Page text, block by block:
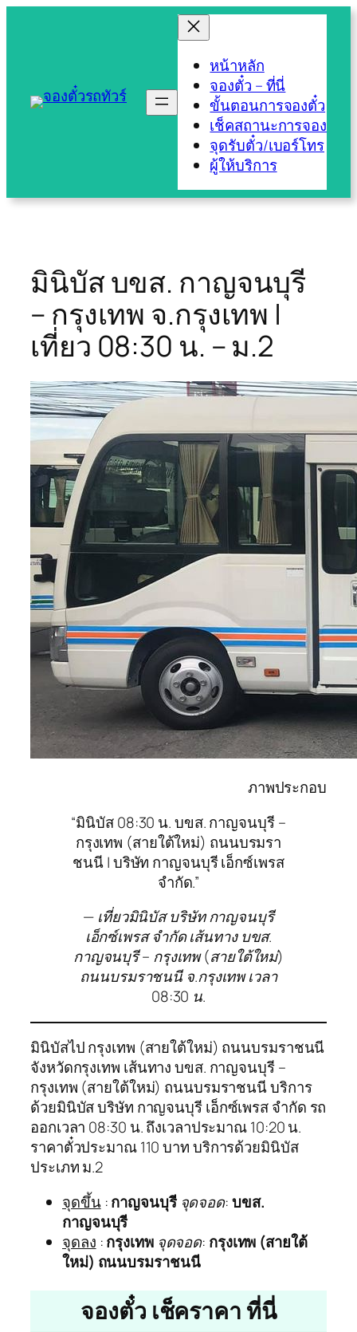
หน้าหลัก
จองตั๋ว – ที่นี่
ขั้นตอนการจองตั๋ว
เช็คสถานะการจอง
จุดรับตั๋ว/เบอร์โทร
ผู้ให้บริการ
มินิบัส บขส. กาญจนบุรี
– กรุงเทพ จ.กรุงเทพ |
เที่ยว 08:30 น. – ม.2
ภาพประกอบ
“มินิบัส 08:30 น. บขส. กาญจนบุรี –
กรุงเทพ (สายใต้ใหม่) ถนนบรมรา
ชนนี | บริษัท กาญจนบุรี เอ็กซ์เพรส
จำกัด.”
— เที่ยวมินิบัส บริษัท กาญจนบุรี
เอ็กซ์เพรส จำกัด เส้นทาง บขส.
กาญจนบุรี – กรุงเทพ (สายใต้ใหม่)
ถนนบรมราชนนี จ.กรุงเทพ เวลา
08:30 น.
มินิบัสไป กรุงเทพ (สายใต้ใหม่) ถนนบรมราชนนี
จังหวัดกรุงเทพ เส้นทาง บขส. กาญจนบุรี –
กรุงเทพ (สายใต้ใหม่) ถนนบรมราชนนี บริการ
ด้วยมินิบัส บริษัท กาญจนบุรี เอ็กซ์เพรส จำกัด รถ
ออกเวลา 08:30 น. ถึงเวลาประมาณ 10:20 น.
ราคาตั๋วประมาณ 110 บาท บริการด้วยมินิบัส
ประเภท ม.2
จุดขึ้น:กาญจนบุรี จุดจอด:บขส.
กาญจนบุรี
จุดลง :กรุงเทพ จุดจอด: กรุงเทพ (สายใต้
ใหม่) ถนนบรมราชนนี
จองตั๋ว เช็คราคา ที่นี่